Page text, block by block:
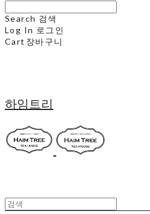
Search 검색
Log In 로그인
Cart 장바구니
하임트리